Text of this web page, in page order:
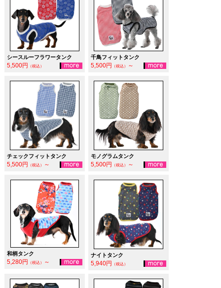
シースルーフラワータンク
5,500円 （税込）
千鳥フィットタンク
5,500円 （税込） ～
チェックフィットタンク
5,500円 （税込） ～
モノグラムタンク
5,500円 （税込） ～
和柄タンク
5,280円 （税込） ～
ナイトタンク
5,940円 （税込）